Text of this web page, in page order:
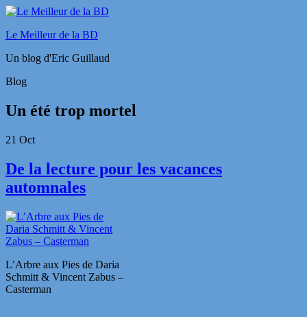
Le Meilleur de la BD
Un blog d'Eric Guillaud
Blog
Un été trop mortel
21 Oct
De la lecture pour les vacances
automnales
L’Arbre aux Pies de Daria
Schmitt & Vincent Zabus –
Casterman